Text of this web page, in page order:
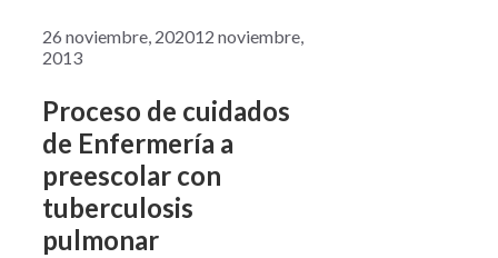
26 noviembre, 202012 noviembre,
2013
Proceso de cuidados
de Enfermería a
preescolar con
tuberculosis
pulmonar